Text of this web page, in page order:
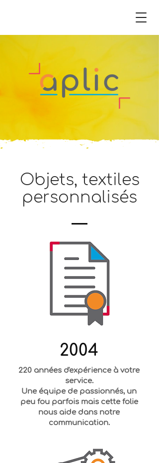
Objets, textiles
personnalisés
2004
220 années d'expérience à votre
service.
Une équipe de passionnés, un
peu fou parfois mais cette folie
nous aide dans notre
communication.